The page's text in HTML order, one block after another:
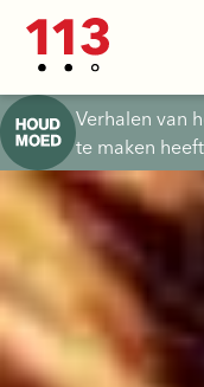
Verhalen van
te maken